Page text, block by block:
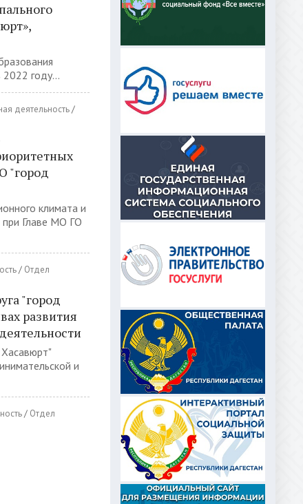
2022 году...
деятельность/
"город
климата и
Главе МО ГО
/ Отдел
"город
развития
Хасавюрт"
и
/ Отдел